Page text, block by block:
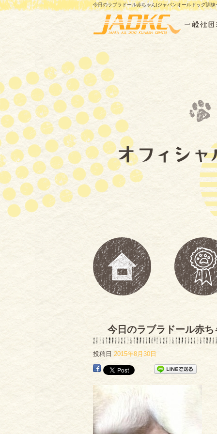
今日のラブラドール赤ちゃん|ジャパンオールドッグ訓練
今日のラブラドール赤ち
投稿日 2015年8月30日